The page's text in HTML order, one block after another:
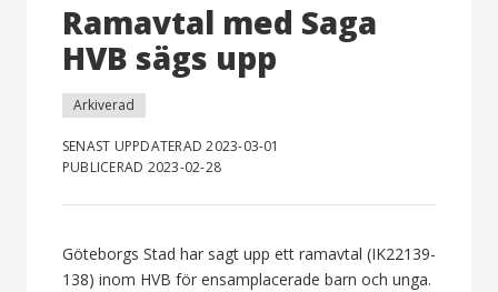
Ramavtal med Saga
HVB sägs upp
Arkiverad
SENAST UPPDATERAD 2023-03-01
PUBLICERAD 2023-02-28
Göteborgs Stad har sagt upp ett ramavtal (IK22139-
138) inom HVB för ensamplacerade barn och unga.